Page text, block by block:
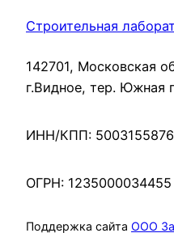
Строительная
142701, Московская
г.Видное, тер. Южная
ИНН/КПП: 5003155876
ОГРН: 1235000034455
Поддержка сайта ООО